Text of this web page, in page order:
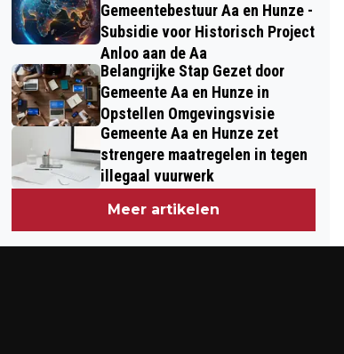
Gemeentebestuur Aa en Hunze -
Subsidie voor Historisch Project
Anloo aan de Aa
Belangrijke Stap Gezet door
Gemeente Aa en Hunze in
Opstellen Omgevingsvisie
Gemeente Aa en Hunze zet
strengere maatregelen in tegen
illegaal vuurwerk
Meer artikelen